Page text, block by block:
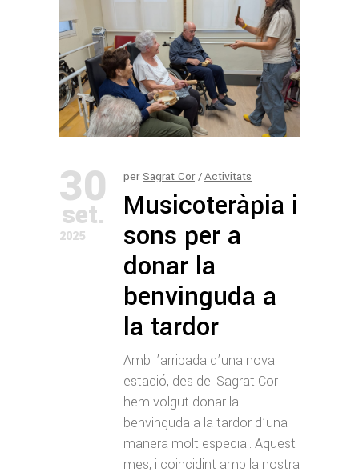
30
set.
2025
perSagrat Cor Activitats
Musicoteràpia i
sons per a
donar la
benvinguda a
la tardor
Amb l’arribada d’una nova
estació, des del Sagrat Cor
hem volgut donar la
benvinguda a la tardor d’una
manera molt especial. Aquest
mes, i coincidint amb la nostra